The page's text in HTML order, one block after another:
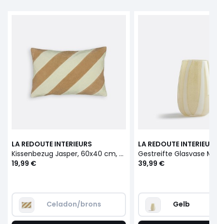
LA REDOUTE INTERIEURS
Kissenbezug Jasper, 60x40 cm, Velours
19,99 €
Celadon/brons
LA REDOUTE
Gestreifte Glasvase
39,99 €
Gelb